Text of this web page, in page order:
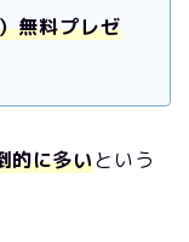
無料プレゼ
的に多いという